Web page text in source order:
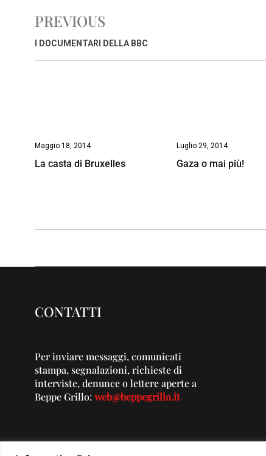
b
o
s
A
d
d
PREVIOUS
I DOCUMENTARI DELLA BBC
Maggio 18, 2014
La casta di Bruxelles
Luglio 29, 2014
Gaza o mai più!
CONTATTI
Per inviare messaggi, comunicati
stampa, segnalazioni, richieste di
interviste, denunce o lettere aperte a
Beppe Grillo:web@beppegrillo.it